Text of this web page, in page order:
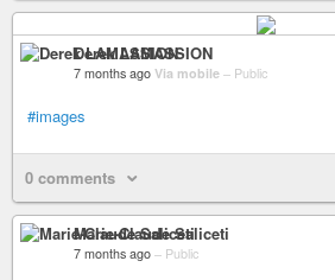
Derek LAMASSION
7 months ago Via mobile – Public
#images
0 comments
Marie-Claude Saliceti
7 months ago – Public